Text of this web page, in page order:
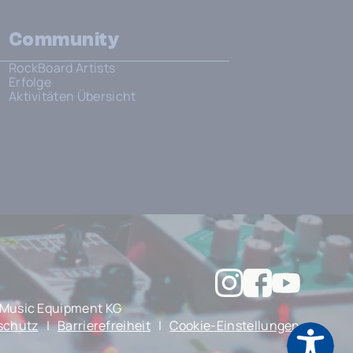
Community
RockBoard Artists
Erfolge
Aktivitäten Übersicht
Equipment KG
| Barrierefreiheit | Cookie-Einstellungen